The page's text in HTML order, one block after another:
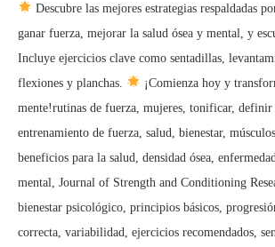
Descubre las mejores estrategias respaldadas
ganar fuerza, mejorar la salud ósea y mental, y
Incluye ejercicios clave como sentadillas,
flexiones y planchas.
¡Comienza hoy y
mente!rutinas de fuerza, mujeres, tonificar, definir
entrenamiento de fuerza, salud, bienestar,
beneficios para la salud, densidad ósea,
mental, Journal of Strength and Conditioning
bienestar psicológico, principios básicos,
correcta, variabilidad, ejercicios recomendados,